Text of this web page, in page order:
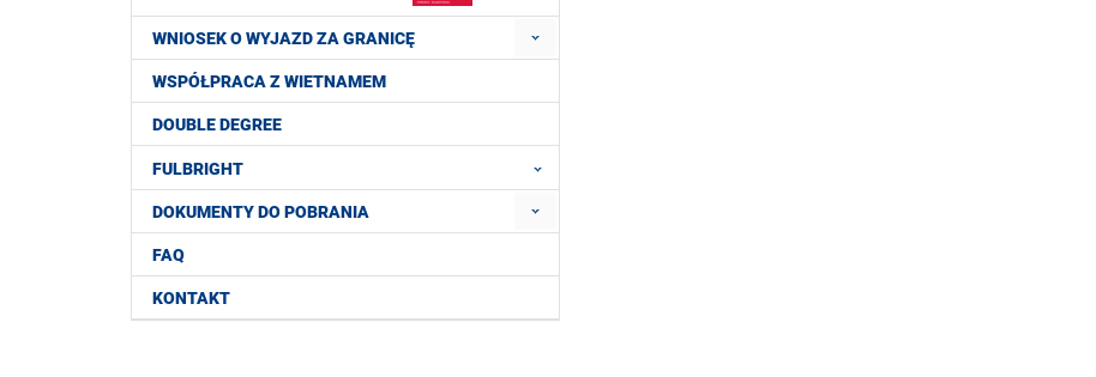
WNIOSEK O WYJAZD ZA GRANICĘ
WSPÓŁPRACA Z WIETNAMEM
DOUBLE DEGREE
FULBRIGHT
DOKUMENTY DO POBRANIA
FAQ
KONTAKT